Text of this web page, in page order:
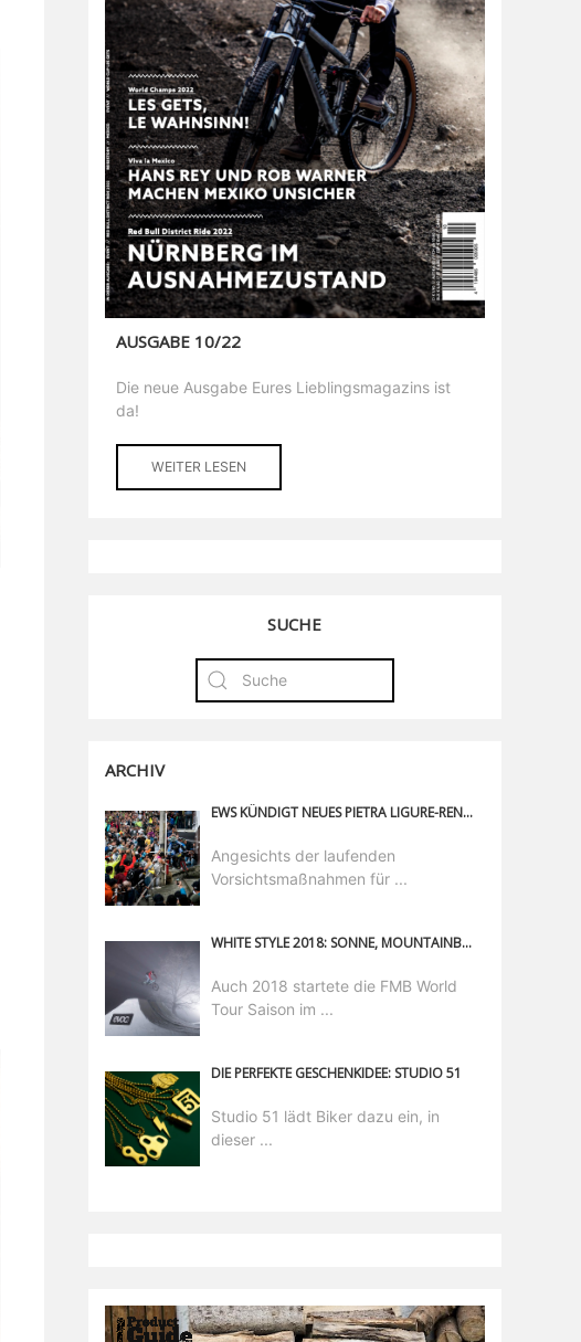
AUSGABE 10/22
Die neue Ausgabe Eures Lieblingsmagazins ist
da!
WEITER LESEN
SUCHE
ARCHIV
EWS KÜNDIGT NEUES PIETRA LIGURE-RENNEN UND KALENDER ÄNDERUNGEN AN
Angesichts der laufenden
Vorsichtsmaßnahmen für ...
WHITE STYLE 2018: SONNE, MOUNTAINBIKES, SCHNEE UND NEBEL
Auch 2018 startete die FMB World
Tour Saison im ...
DIE PERFEKTE GESCHENKIDEE: STUDIO 51
Studio 51 lädt Biker dazu ein, in
dieser ...